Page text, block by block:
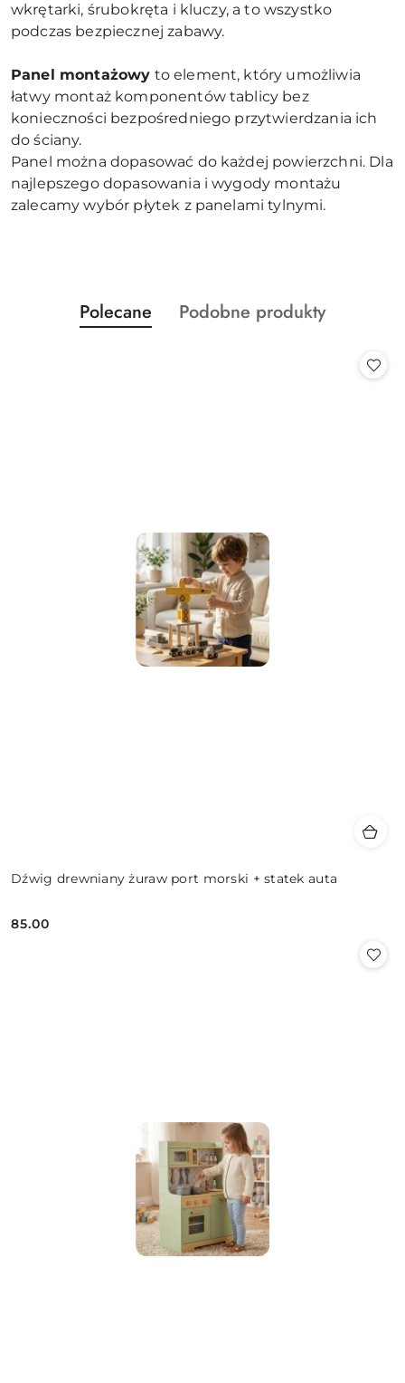
wkrętarki, śrubokręta i kluczy, a to wszystko
podczas bezpiecznej zabawy.
Panel montażowy to element, który umożliwia
łatwy montaż komponentów tablicy bez
konieczności bezpośredniego przytwierdzania ich
do ściany.
Panel można dopasować do każdej powierzchni. Dla
najlepszego dopasowania i wygody montażu
zalecamy wybór płytek z panelami tylnymi.
Pomiń karuzelę produktów
Produkty
o
Polecane
Produkty
Podobne produkty
Dźwig drewniany żuraw port morski + statek auta
Cena:
85.00